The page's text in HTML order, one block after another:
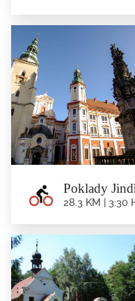
Trasa: M insterberk - Pramen
-
Poklady
28.3 KM | 3:30
Poklady